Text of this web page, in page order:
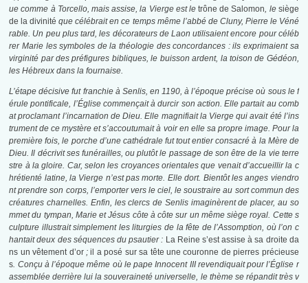
ue comme à Torcello, mais assise, la Vierge est letrône de Salomon, le siège
de la divinitéque célébrait en ce temps même l’abbé de Cluny, Pierre le Véné
rable. Un peu plus tard, les décorateurs de Laon utilisaient encore pour céléb
rer Marie les symboles de la théologie des concordances : ils exprimaient sa
virginité par des préfigures bibliques, le buisson ardent, la toison de Gédéon,
les Hébreux dans la fournaise.
L’étape décisive fut franchie à Senlis, en 1190, à l’époque précise où sous le f
érule pontificale, l’Église commençait à durcir son action. Elle partait au comb
at proclamant l’incarnation de Dieu. Elle magnifiait la Vierge qui avait été l’ins
trument de ce mystère et s’accoutumait à voir en elle sa propre image. Pour la
première fois, le porche d’une cathédrale fut tout entier consacré à la Mère de
Dieu. Il décrivit ses funérailles, ou plutôt le passage de son être de la vie terre
stre à la gloire. Car, selon les croyances orientales que venait d’accueillir la c
hrétienté latine, la Vierge n’est pas morte. Elle dort. Bientôt les anges viendro
nt prendre son corps, l’emporter vers le ciel, le soustraire au sort commun des
créatures charnelles. Enfin, les clercs de Senlis imaginèrent de placer, au so
mmet du tympan, Marie et Jésus côte à côte sur un même siège royal. Cette s
culpture illustrait simplement les liturgies de la fête de l’Assomption, où l’on c
hantait deux des séquences du psautier : La Reine s’est assise à sa droite da
ns un vêtement d’or;il a posé sur sa tête une couronne de pierres précieuse
s. Conçu à l’époque même où le pape Innocent III revendiquait pour l’Église r
assemblée derrière lui la souveraineté universelle, le thème se répandit très v